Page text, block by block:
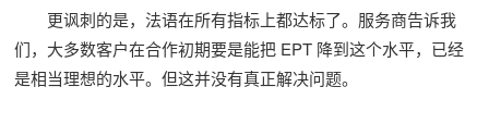
更讽刺的是，法语在所有指标上都达标了。服务商告诉我
们，大多数客户在合作初期要是能把 EPT 降到这个水平，已经
是相当理想的水平。但这并没有真正解决问题。